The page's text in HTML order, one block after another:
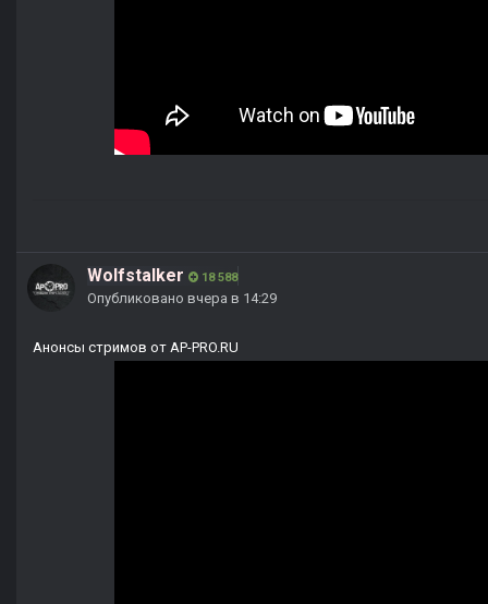
Wolfstalker 18 588
Опубликовано вчера в 14:29
Анонсы стримов от AP-PRO.RU